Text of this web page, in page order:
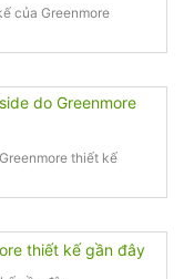
của Greenmore
thiết kế